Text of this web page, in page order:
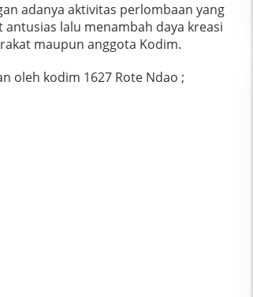
adanya aktivitas perlombaan yang
lalu menambah daya kreasi
maupun anggota Kodim.
oleh kodim 1627 Rote Ndao ;